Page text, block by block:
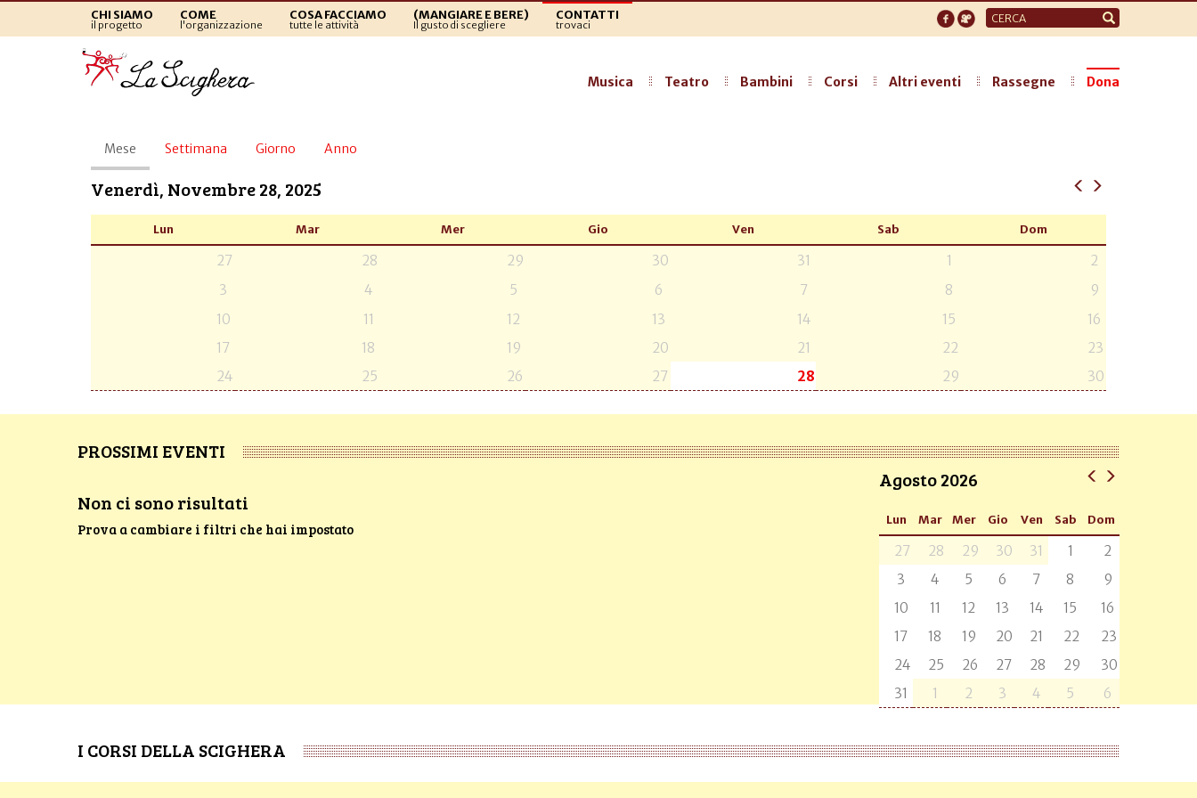
CHI SIAMO
il progetto
COME
l'organizzazione
COSA FACCIAMO
tutte le attività
(MANGIARE E BERE)
Il gusto di scegliere
CONTATTI
trovaci
Form
di
Musica Teatro Bambini Corsi Altri eventi Rassegne Dona
Schede
primarie
Mese (scheda
attiva)
Settimana Giorno Anno
Venerdì, Novembre 28, 2025
Lun Mar Mer Gio Ven Sab Dom
27 28 29 30 31 1
2
3
4 5 6 7 8
9
10
11 12 13 14 15
16
17
18 19 20 21 22
23
24
25 26 27 28 29 30
PROSSIMI EVENTI
Non ci sono risultati
Prova a cambiare i filtri che hai impostato
Agosto 2026
Lun Mar Mer Gio Ven Sab Dom
27 28 29 30 31 1
2
3
4 5 6 7 8
9
10
11 12 13 14 15
16
17
18 19 20 21 22
23
24
25 26 27 28 29
30
31
1 2 3 4 5 6
I CORSI DELLA SCIGHERA